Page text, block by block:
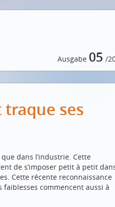
Ausgabe 05 /
ses
dans l’industrie. Cette
de s’imposer petit à petit
Cette récente reconnaissance
commencent aussi à